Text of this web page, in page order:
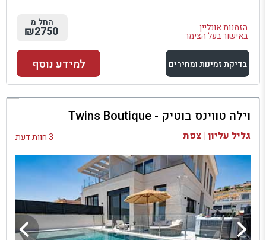
הזמנות אונליין
באישור בעל הצימר
החל מ
₪2750
בדיקת זמינות ומחירים
למתחם זה
בדיקת זמינות ומחירים
למידע נוסף
וילה טווינס בוטיק - Twins Boutique
גליל עליון | צפת 3 חוות דעת